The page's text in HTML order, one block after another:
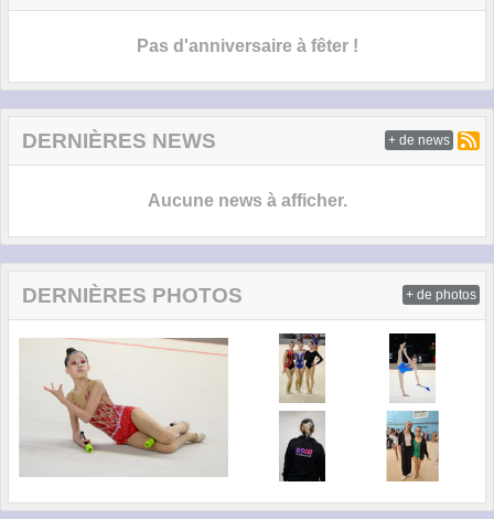
Pas d'anniversaire à fêter !
DERNIÈRES NEWS
Aucune news à afficher.
+ de news
DERNIÈRES PHOTOS + de photos